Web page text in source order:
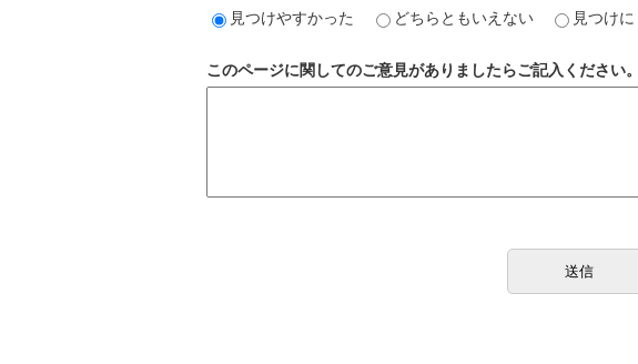
見つけやすかった
どちらともいえない 見つけ
このページに関してのご意見がありましたらご記入ください。